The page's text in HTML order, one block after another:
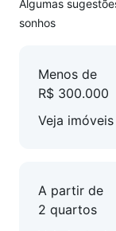
Algumas
sonhos
Menos de
R$ 300.000
Veja imóveis
A partir de
2 quartos